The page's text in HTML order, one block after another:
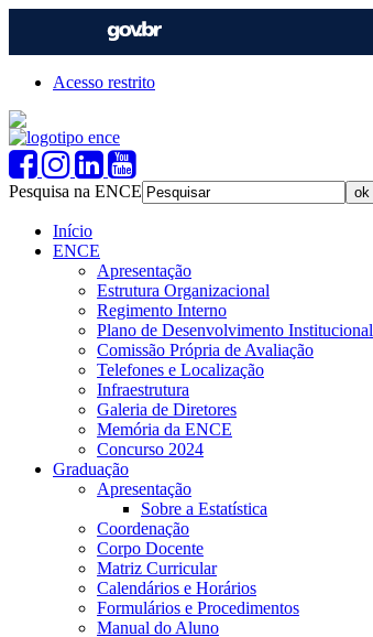
Acesso restrito
Pesquisa na ENCE
Início
ENCE
Apresentação
Estrutura Organizacional
Regimento Interno
Plano de Desenvolvimento Institucional
Comissão Própria de Avaliação
Telefones e Localização
Infraestrutura
Galeria de Diretores
Memória da ENCE
Concurso 2024
Graduação
Apresentação
Sobre a Estatística
Coordenação
Corpo Docente
Matriz Curricular
Calendários e Horários
Formulários e Procedimentos
Manual do Aluno